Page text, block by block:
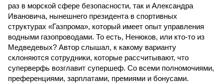
раз в морской сфере безопасности, так и Александра
Ивановича, нынешнего президента в спортивных
структурах «Газпрома», который имеет опыт управления
водными газопроводами. То есть, Ненюков, или кто-то из
Медведевых? Автор слышал, к какому варианту
склоняются сотрудники, которые рассчитывают, что
суперверфь возглавит супершеф. Со всеми полномочиями,
преференциями, зарплатами, премиями и бонусами.